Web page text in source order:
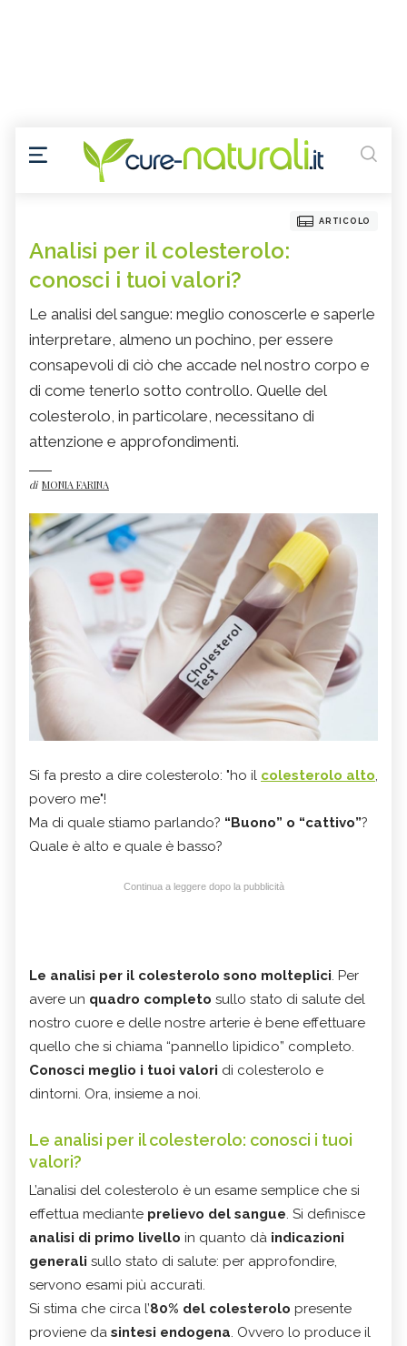
ARTICOLO
Analisi per il colesterolo:
conosci i tuoi valori?
Le analisi del sangue: meglio conoscerle e saperle
interpretare, almeno un pochino, per essere
consapevoli di ciò che accade nel nostro corpo e
di come tenerlo sotto controllo. Quelle del
colesterolo, in particolare, necessitano di
attenzione e approfondimenti.
di MONIA FARINA
Si fa presto a dire colesterolo: "ho il colesterolo alto,
povero me"!
Ma di quale stiamo parlando? “Buono” o “cattivo”?
Quale è alto e quale è basso?
Continua a leggere dopo la pubblicità
Le analisi per il colesterolo sono molteplici. Per
avere un quadro completo sullo stato di salute del
nostro cuore e delle nostre arterie è bene effettuare
quello che si chiama “pannello lipidico” completo.
Conosci meglio i tuoi valori di colesterolo e
dintorni. Ora, insieme a noi.
Le analisi per il colesterolo: conosci i tuoi
valori?
L’analisi del colesterolo è un esame semplice che si
effettua mediante prelievo del sangue. Si definisce
analisi di primo livello in quanto dà indicazioni
generali sullo stato di salute: per approfondire,
servono esami più accurati.
Si stima che circa l’80% del colesterolo presente
proviene da sintesi endogena. Ovvero lo produce il